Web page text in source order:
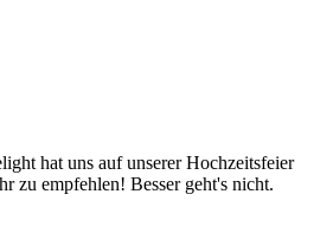
hat uns auf unserer Hochzeitsfeier
zu empfehlen! Besser geht's nicht.